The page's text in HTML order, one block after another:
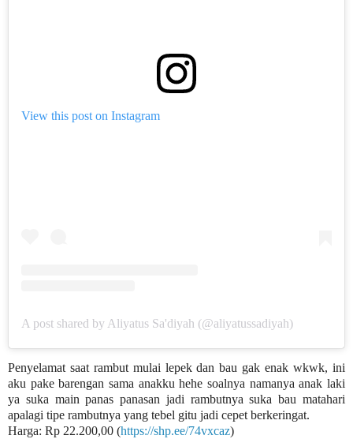
View this post on Instagram
A post shared by Aliyatus Sa'diyah (@aliyatussadiyah)
Penyelamat saat rambut mulai lepek dan bau gak enak wkwk, ini
aku pake barengan sama anakku hehe soalnya namanya anak laki
ya suka main panas panasan jadi rambutnya suka bau matahari
apalagi tipe rambutnya yang tebel gitu jadi cepet berkeringat.
Harga: Rp 22.200,00 (https://shp.ee/74vxcaz)